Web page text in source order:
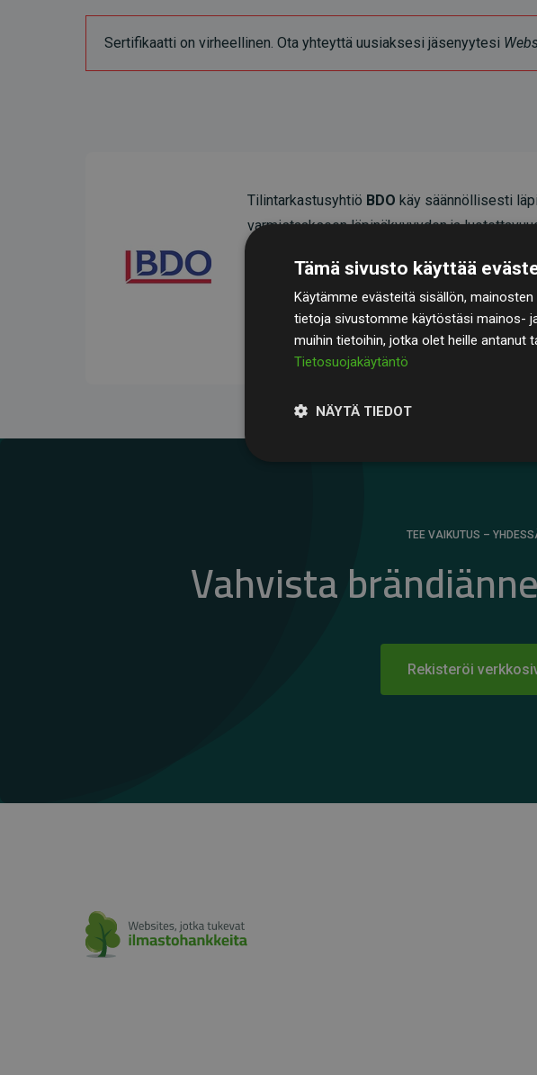
Sertifikaatti on virheellinen. Ota yhteyttä uusiaksesi jäsenyytesi
Tilintarkastusyhtiö BDO käy säännöllisesti
varmistaakseen läpinäkyvyyden ja
Heidän tarkastuksensa osoittavat, että
jäsenverkkosivustoilla – selkeä todiste
vaikutuksesta.
TEE VAIKUTUS –
Vahvista
Rekisteröi
Tämä sivusto käyttää
Käytämme evästeitä sisällön,
tietoja sivustomme käytöstäsi mainos-
muihin tietoihin, jotka olet heille antanut
Tietosuojakäytäntö
NÄYTÄ TIEDOT